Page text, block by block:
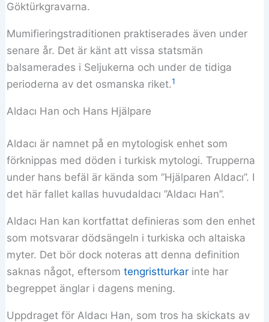
Göktürkgravarna.
Mumifieringstraditionen praktiserades även under
senare år. Det är känt att vissa statsmän
balsamerades i Seljukerna och under de tidiga
perioderna av det osmanska riket.1
Aldacı Han och Hans Hjälpare
Aldacı är namnet på en mytologisk enhet som
förknippas med döden i turkisk mytologi. Trupperna
under hans befäl är kända som ”Hjälparen Aldacı”. I
det här fallet kallas huvudaldacı ”Aldacı Han”.
Aldacı Han kan kortfattat definieras som den enhet
som motsvarar dödsängeln i turkiska och altaiska
myter. Det bör dock noteras att denna definition
saknas något, eftersomtengristturkar inte har
begreppet änglar i dagens mening.
Uppdraget för Aldacı Han, som tros ha skickats av